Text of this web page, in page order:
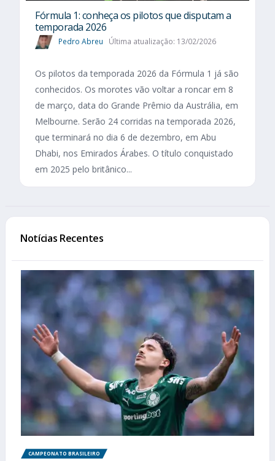
Fórmula 1: conheça os pilotos que disputam a
temporada 2026
Pedro Abreu Última atualização: 13/02/2026
Os pilotos da temporada 2026 da Fórmula 1 já são
conhecidos. Os morotes vão voltar a roncar em 8
de março, data do Grande Prêmio da Austrália, em
Melbourne. Serão 24 corridas na temporada 2026,
que terminará no dia 6 de dezembro, em Abu
Dhabi, nos Emirados Árabes. O título conquistado
em 2025 pelo britânico...
Notícias Recentes
CAMPEONATO BRASILEIRO